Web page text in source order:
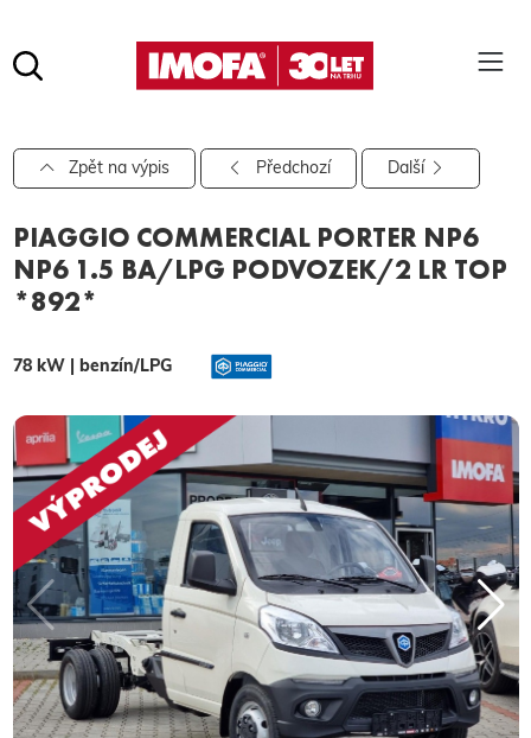
hledat
Pro vyhledávání zadejte alespoň 3 znaky.
Zpět na výpis Předchozí Další
PIAGGIO COMMERCIAL PORTER NP6
NP6 1.5 BA/LPG PODVOZEK/2 LR TOP
*892*
78 kW | benzín/LPG